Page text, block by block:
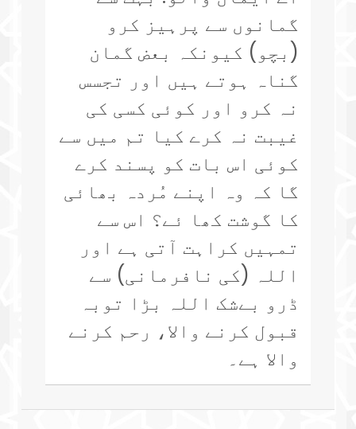
گمانوں سے پرہیز کرو
(بچو) کیونکہ بعض گمان
گناہ ہوتے ہیں اور تجسس
نہ کرو اور کوئی کسی کی
غیبت نہ کرے کیا تم میں سے
کوئی اس بات کو پسند کرے
گا کہ وہ اپنے مُردہ بھائی
کا گوشت کھا ئے؟ اس سے
تمہیں کراہت آتی ہے اور
اللہ (کی نافرمانی) سے
ڈرو بےشک اللہ بڑا توبہ
قبول کرنے والا، رحم کرنے
والا ہے۔